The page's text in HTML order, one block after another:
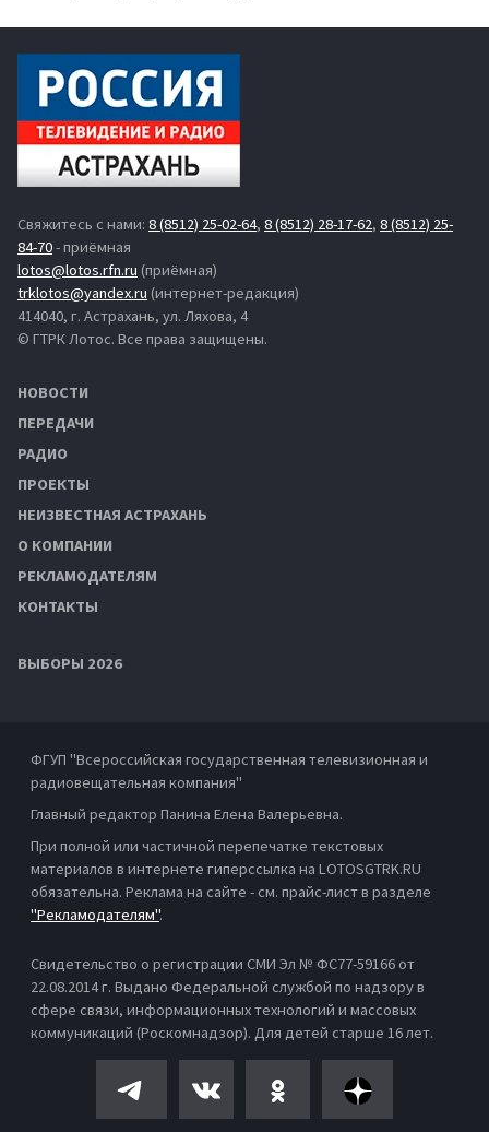
Свяжитесь с нами: 8 (8512) 25-02-64, 8 (8512) 28-17-62, 8 (8512) 25-
84-70- приёмная
lotos@lotos.rfn.ru (приёмная)
trklotos@yandex.ru (интернет-редакция)
414040, г. Астрахань, ул. Ляхова, 4
© ГТРК Лотос. Все права защищены.
НОВОСТИ
ПЕРЕДАЧИ
РАДИО
ПРОЕКТЫ
НЕИЗВЕСТНАЯ АСТРАХАНЬ
О КОМПАНИИ
РЕКЛАМОДАТЕЛЯМ
КОНТАКТЫ
ВЫБОРЫ 2026
ФГУП "Всероссийская государственная телевизионная и
радиовещательная компания"
Главный редактор Панина Елена Валерьевна.
При полной или частичной перепечатке текстовых
материалов в интернете гиперссылка на LOTOSGTRK.RU
обязательна. Реклама на сайте - см. прайс-лист в разделе
"Рекламодателям".
Свидетельство о регистрации СМИ Эл № ФС77-59166 от
22.08.2014 г. Выдано Федеральной службой по надзору в
сфере связи, информационных технологий и массовых
коммуникаций (Роскомнадзор). Для детей старше 16 лет.